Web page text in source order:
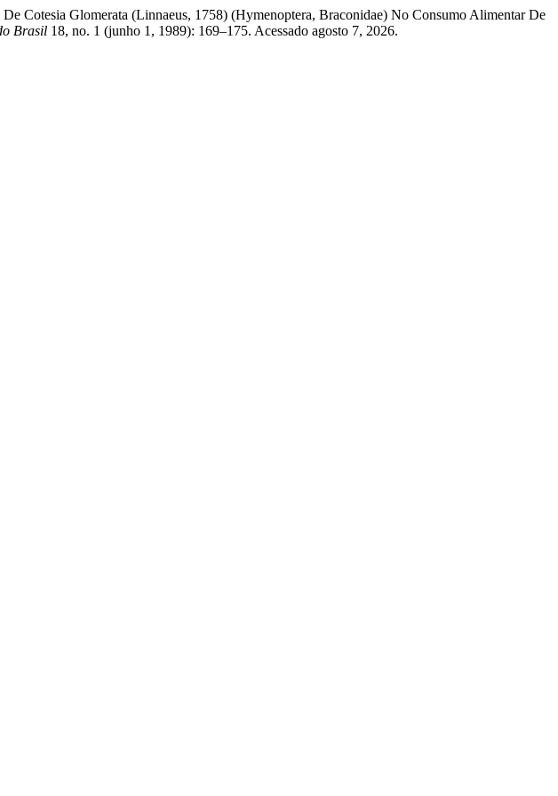
Cotesia Glomerata (Linnaeus, 1758) (Hymenoptera, Braconidae) No Consumo Alimentar De
Brasil 18, no. 1 (junho 1, 1989): 169–175. Acessado agosto 7, 2026.